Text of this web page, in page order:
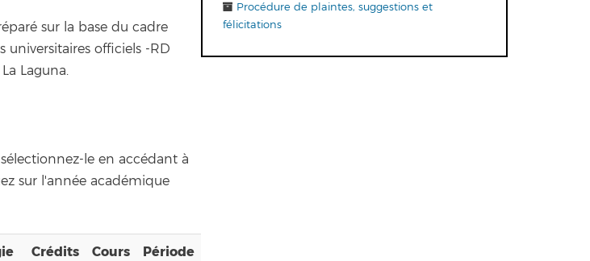
sur la base du cadre
officiels -RD
Laguna.
le en accédant à
sur l'année académique
Crédits Cours
Période
Procédure de plaintes, suggestions et
félicitations